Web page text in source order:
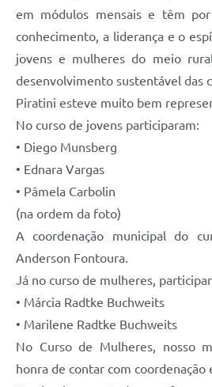
em módulos mensais e têm
conhecimento, a liderança e o
jovens e mulheres do meio
desenvolvimento sustentável das
Piratini esteve muito bem
No curso de jovens participaram:
• Diego Munsberg
• Ednara Vargas
• Pâmela Carbolin
(na ordem da foto)
A coordenação municipal do
Anderson Fontoura.
Já no curso de mulheres,
• Márcia Radtke Buchweits
• Marilene Radtke Buchweits
No Curso de Mulheres, nosso
honra de contar com coordenação